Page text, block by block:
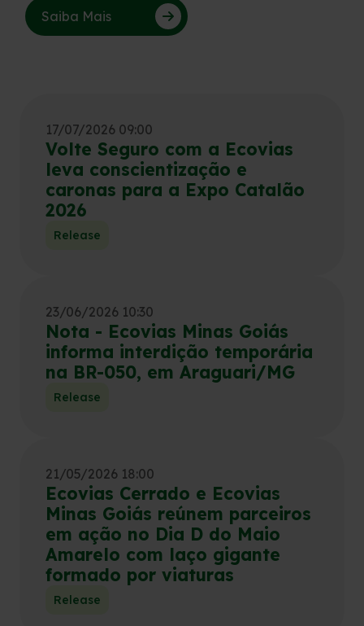
Saiba Mais
17/07/2026 09:00
Volte Seguro com a Ecovias
leva conscientização e
caronas para a Expo Catalão
2026
Release
23/06/2026 10:30
Nota - Ecovias Minas Goiás
informa interdição temporária
na BR-050, em Araguari/MG
Release
21/05/2026 18:00
Ecovias Cerrado e Ecovias
Minas Goiás reúnem parceiros
em ação no Dia D do Maio
Amarelo com laço gigante
formado por viaturas
Release